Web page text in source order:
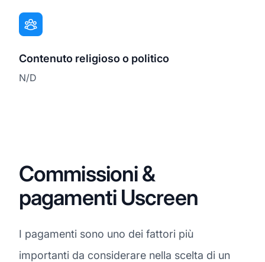
Contenuto religioso o politico
N/D
Commissioni &
pagamenti Uscreen
I pagamenti sono uno dei fattori più
importanti da considerare nella scelta di un